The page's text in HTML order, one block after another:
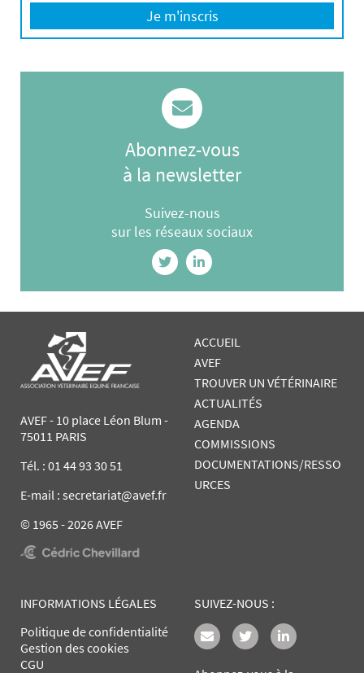
Je m'inscris
Abonnez-vous
à la newsletter
Suivez-nous
sur les réseaux sociaux
AVEF - 10 place Léon Blum -
75011 PARIS
Tél. : 01 44 93 30 51
E-mail : secretariat@avef.fr
© 1965 - 2026 AVEF
ACCUEIL
AVEF
TROUVER UN VÉTÉRINAIRE
ACTUALITÉS
AGENDA
COMMISSIONS
DOCUMENTATIONS/RESSO
URCES
INFORMATIONS LÉGALES
Politique de confidentialité
Gestion des cookies
CGU
SUIVEZ-NOUS :